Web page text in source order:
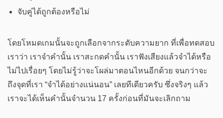
จับคู่ได้ถูกต้องหรือไม่
โดยโหมดเกมนั้นจะถูกเลือกจากระดับความยาก ที่เพื่อทดสอบ
เราว่า เราจำคำนั้น เราสะกดคำนั้น เราฟังเสียงแล้วจำได้หรือ
ไม่ไปเรื่อยๆ โดยไม่รู้ว่าจะโผล่มาตอนไหนอีกด้วย จนกว่าจะ
ถึงจุดที่เรา “จำได้อย่างแน่นอน” เลยทีเดียวครับ ซึ่งจริงๆ แล้ว
เราจะได้เห็นคำนั้นจำนวน 17 ครั้งก่อนที่มันจะเลิกถาม